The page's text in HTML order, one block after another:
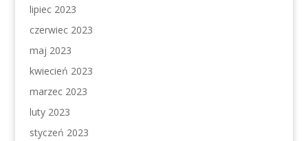
lipiec 2023
czerwiec 2023
maj 2023
kwiecień 2023
marzec 2023
luty 2023
styczeń 2023